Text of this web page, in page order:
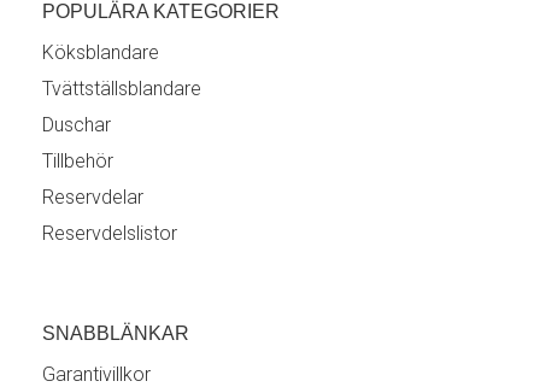
POPULÄRA KATEGORIER
Köksblandare
Tvättställsblandare
Duschar
Tillbehör
Reservdelar
Reservdelslistor
SNABBLÄNKAR
Garantivillkor